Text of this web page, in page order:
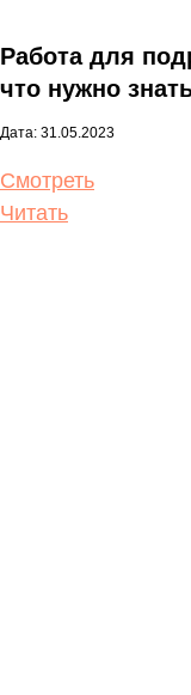
Работа для
что нужно
Дата: 31.05.2023
Смотреть
Читать